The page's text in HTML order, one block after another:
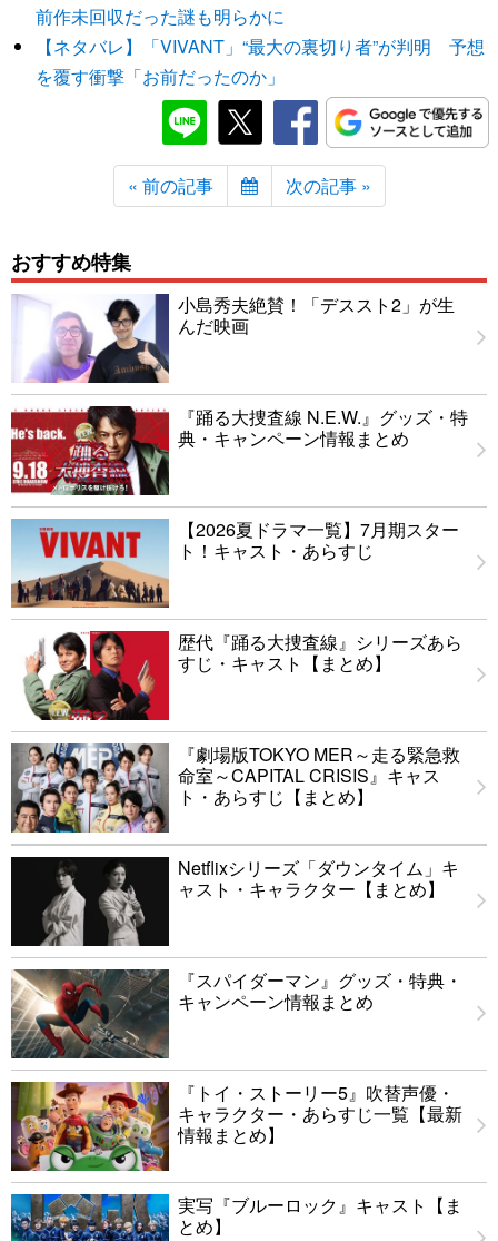
前作未回収だった謎も明らかに
【ネタバレ】「VIVANT」“最大の裏切り者”が判明 予想
を覆す衝撃「お前だったのか」
« 前の記事 次の記事 »
おすすめ特集
小島秀夫絶賛！「デススト2」が生
んだ映画
『踊る大捜査線 N.E.W.』グッズ・特
典・キャンペーン情報まとめ
【2026夏ドラマ一覧】7月期スター
ト！キャスト・あらすじ
歴代『踊る大捜査線』シリーズあら
すじ・キャスト【まとめ】
『劇場版TOKYO MER～走る緊急救
命室～CAPITAL CRISIS』キャス
ト・あらすじ【まとめ】
Netflixシリーズ「ダウンタイム」キ
ャスト・キャラクター【まとめ】
『スパイダーマン』グッズ・特典・
キャンペーン情報まとめ
『トイ・ストーリー5』吹替声優・
キャラクター・あらすじ一覧【最新
情報まとめ】
実写『ブルーロック』キャスト【ま
とめ】